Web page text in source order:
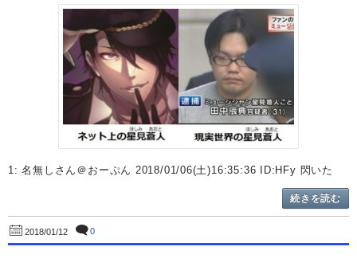
1: 名無しさん＠おーぷん 2018/01/06(土)16:35:36 ID:HFy 閃いた
続きを読む
2018/01/12 0